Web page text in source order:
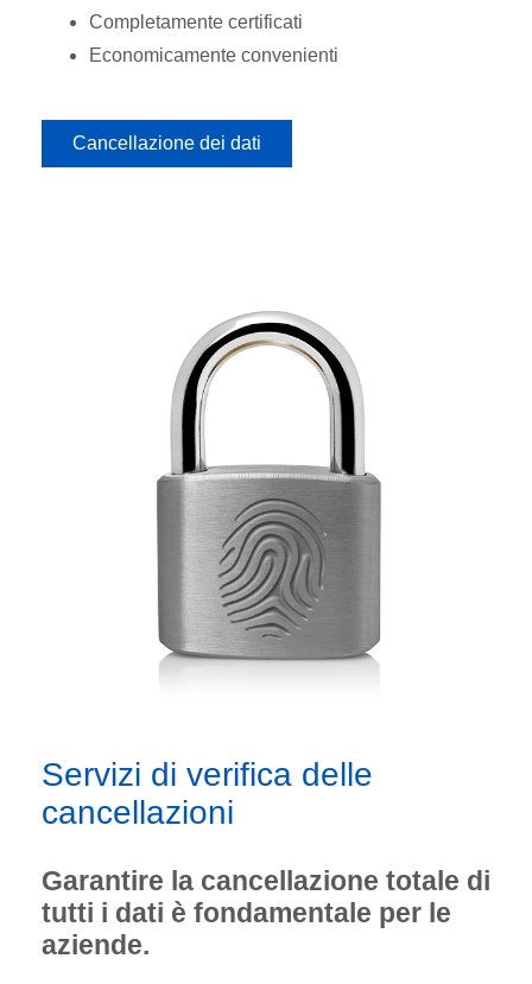
Completamente certificati
Economicamente convenienti
Cancellazione dei dati
Servizi di verifica delle
cancellazioni
Garantire la cancellazione totale di
tutti i dati è fondamentale per le
aziende.